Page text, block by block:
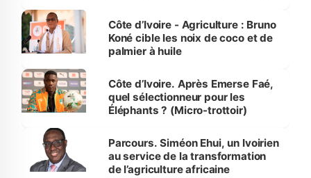
Côte d’Ivoire - Agriculture : Bruno
Koné cible les noix de coco et de
palmier à huile
Côte d’Ivoire. Après Emerse Faé,
quel sélectionneur pour les
Éléphants ? (Micro-trottoir)
Parcours. Siméon Ehui, un Ivoirien
au service de la transformation
de l’agriculture africaine